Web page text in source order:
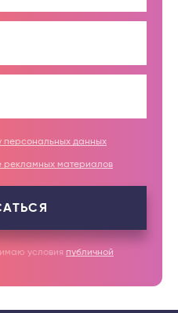
персональных данных
рекламных материалов
условия публичной